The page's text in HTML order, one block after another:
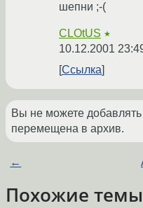
шепни ;-(
CLOtUS ★
10.12.2001
Ссылка
Вы не можете
перемещена в архив.
←
Похожие темы